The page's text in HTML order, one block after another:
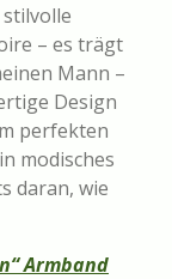
stilvolle
– es trägt
Mann –
Design
perfekten
modisches
daran, wie
Armband